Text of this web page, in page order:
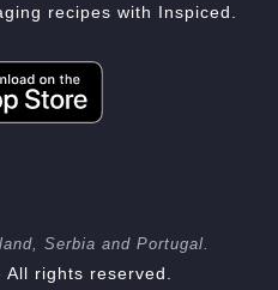
recipes with Inspiced.
Serbia and Portugal.
rights reserved.